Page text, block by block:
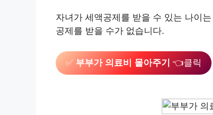
자녀가 세액공제를 받을 수 있는 나이
공제를 받을 수가 없습니다.
✅ 부부가 의료비 몰아주기 👈클릭